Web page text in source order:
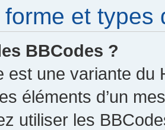
forme et types
BBCodes ?
est une variante du
éléments d’un
utiliser les